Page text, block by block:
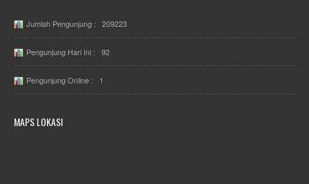
Jumlah Pengunjung : 209223
Pengunjung Hari Ini : 92
Pengunjung Online : 1
MAPS LOKASI